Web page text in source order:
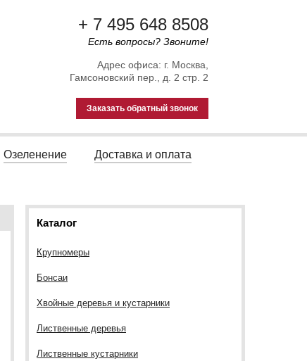
+ 7 495 648 8508
Есть вопросы? Звоните!
Адрес офиса: г. Москва,
Гамсоновский пер., д. 2 стр. 2
Заказать обратный звонок
Озеленение
Доставка и оплата
Каталог
Крупномеры
Бонсаи
Хвойные деревья и кустарники
Лиственные деревья
Лиственные кустарники